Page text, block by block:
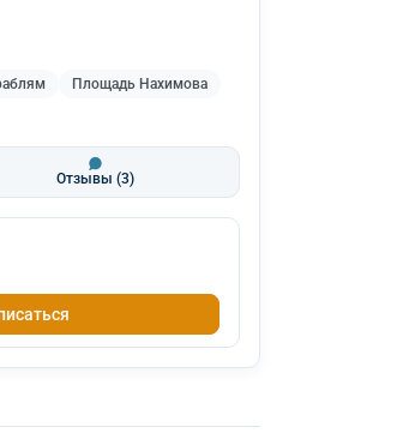
Площадь Нахимова
Отзывы(3)